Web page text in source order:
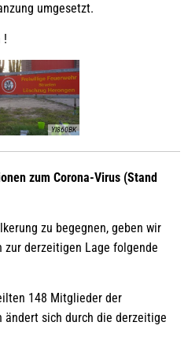
umgesetzt.
!
YI860BK
zum Corona-Virus (Stand
zu begegnen, geben wir
zur derzeitigen Lage folgende
148 Mitglieder der
sich durch die derzeitige